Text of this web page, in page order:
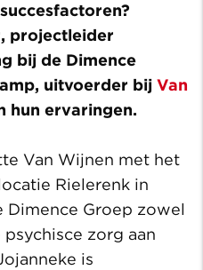
projectleider
bij de Dimence
uitvoerder bij Van
hun ervaringen.
Van Wijnen met het
Rielerenk in
Dimence Groep zowel
zorg aan
is